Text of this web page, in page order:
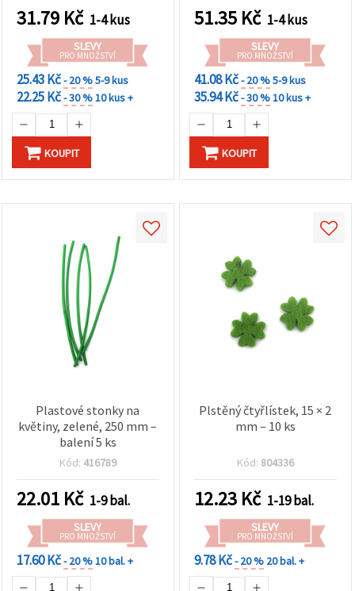
31.79 Kč 1-4 kus
SLEVY
PRO MNOŽSTVÍ
25.43 Kč- 20 %5-9 kus
22.25 Kč- 30 %10 kus +
KOUPIT
51.35 Kč 1-4 kus
SLEVY
PRO MNOŽSTVÍ
41.08 Kč- 20 %5-9 kus
35.94 Kč- 30 %10 kus +
KOUPIT
Plastové stonky na
květiny, zelené, 250 mm –
balení 5 ks
Kód: 416789
22.01 Kč 1-9 bal.
SLEVY
PRO MNOŽSTVÍ
17.60 Kč- 20 %10 bal. +
Plstěný čtyřlístek, 15 × 2
mm – 10 ks
Kód: 804336
12.23 Kč 1-19 bal.
SLEVY
PRO MNOŽSTVÍ
9.78 Kč- 20 % 20 bal. +